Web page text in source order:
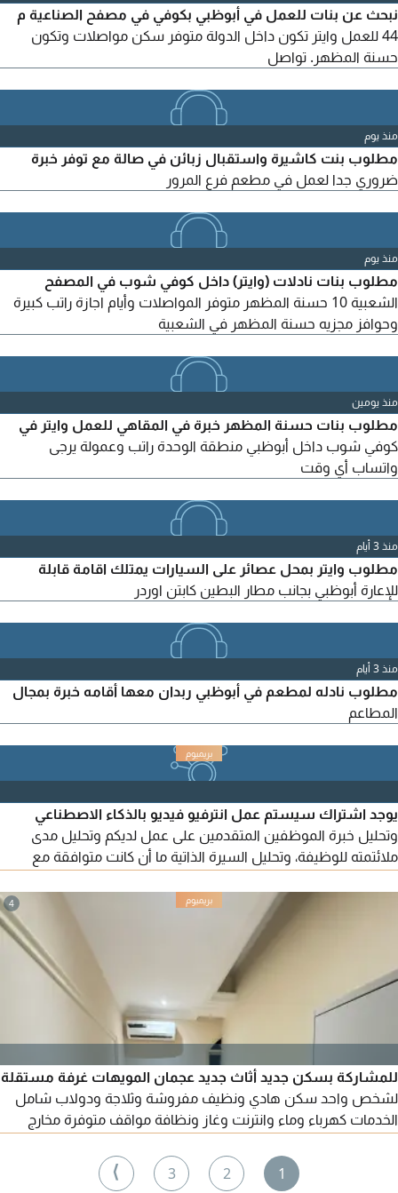
نبحث عن بنات للعمل في أبوظبي بكوفي في مصفح الصناعية م
44 للعمل وايتر تكون داخل الدولة متوفر سكن مواصلات وتكون
حسنة المظهر. تواصل
منذ يوم
مطلوب بنت كاشيرة واستقبال زبائن في صالة مع توفر خبرة
ضروري جدا لعمل في مطعم فرع المرور
منذ يوم
مطلوب بنات نادلات (وايتر) داخل كوفي شوب في المصفح
الشعبية 10 حسنة المظهر متوفر المواصلات وأيام اجازة راتب كبيرة
وحوافز مجزيه حسنة المظهر في الشعبية
منذ يومين
مطلوب بنات حسنة المظهر خبرة في المقاهي للعمل وايتر في
كوفي شوب داخل أبوظبي منطقة الوحدة راتب وعمولة يرجى
واتساب أي وقت
منذ 3 أيام
مطلوب وايتر بمحل عصائر على السيارات يمتلك اقامة قابلة
للإعارة أبوظبي بجانب مطار البطين كابتن اوردر
منذ 3 أيام
مطلوب نادله لمطعم في أبوظبي ربدان معها أقامه خبرة بمجال
المطاعم
يوجد اشتراك سيستم عمل انترفيو فيديو بالذكاء الاصطناعي
وتحليل خبرة الموظفين المتقدمين على عمل لديكم وتحليل مدى
ملائتمته للوظيفة، وتحليل السيرة الذاتية ما أن كانت متوافقة مع
سيستم منفصل للشركة لقسم الموارد البشرية ويوجد فترة تجربة
مجانية لمدة ثلاث أيام بدون وعود في الاشتراك
4
للمشاركة بسكن جديد أثاث جديد عجمان المويهات غرفة مستقلة
لشخص واحد سكن هادي ونظيف مفروشة وثلاجة ودولاب شامل
الخدمات كهرباء وماء وانترنت وغاز ونظافة مواقف متوفرة مخارج
1
2
3
⟩